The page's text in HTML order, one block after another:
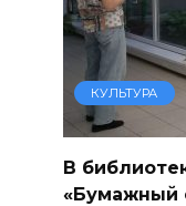
КУЛЬТУРА
В
«Бумажный